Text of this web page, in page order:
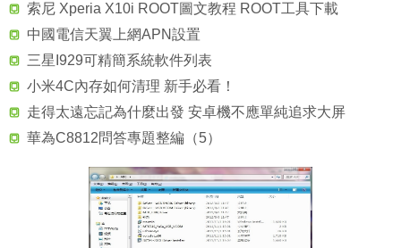
索尼 Xperia X10i ROOT圖文教程 ROOT工具下載
中國電信天翼上網APN設置
三星I929可精簡系統軟件列表
小米4C內存如何清理 新手必看！
走得太遠忘記為什麼出發 安卓機不應單純追求大屏
華為C8812問答專題整編（5）